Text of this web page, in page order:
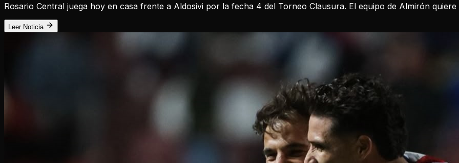
Rosario Central juega hoy en casa frente a Aldosivi por la fecha 4 del Torneo Clausura. El equipo de Almirón
Leer Noticia